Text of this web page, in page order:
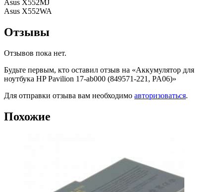
Asus X552MJ
Asus X552WA
Отзывы
Отзывов пока нет.
Будьте первым, кто оставил отзыв на «Аккумулятор для
ноутбука HP Pavilion 17-ab000 (849571-221, PA06)»
Для отправки отзыва вам необходимо авторизоваться.
Похожие